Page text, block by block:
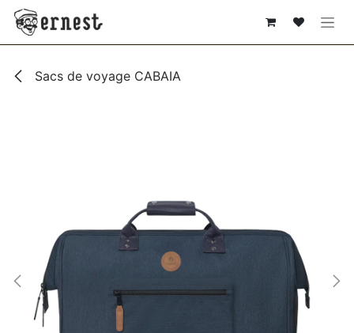
SE RENDRE AU CONTENU
Sacs de voyage CABAIA